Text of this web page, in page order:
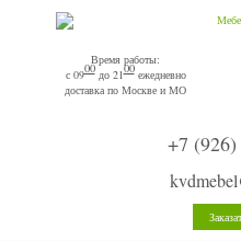
Время работы:
с 0900до 2100ежедневно
доставка по Москве и МО
+7